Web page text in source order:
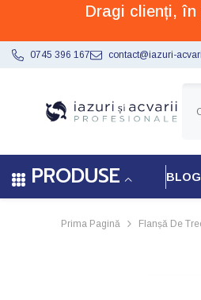
SARI LA CONȚINUTDragi clienți, în
0745 396 167 contact@iazuri-
PRODUSE BLOG
Prima Pagină Flanșă De